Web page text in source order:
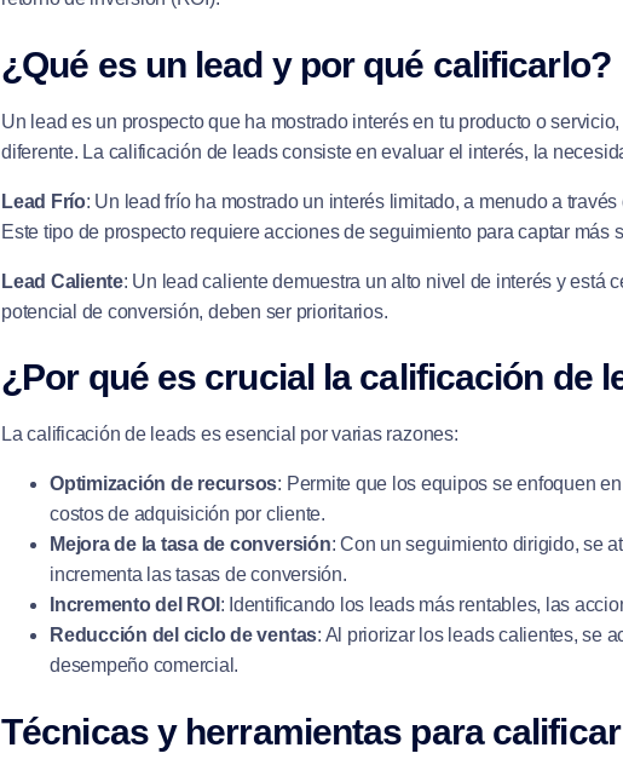
¿Qué es un lead y por qué calificarlo?
Un lead es un prospecto que ha mostrado interés en tu producto o
diferente. La calificación de leads consiste en evaluar el interés, la
Lead Frío: Un lead frío ha mostrado un interés limitado, a menudo a
Este tipo de prospecto requiere acciones de seguimiento para captar más
Lead Caliente: Un lead caliente demuestra un alto nivel de interés y está
potencial de conversión, deben ser prioritarios.
¿Por qué es crucial la calificación de
La calificación de leads es esencial por varias razones:
Optimización de recursos: Permite que los equipos se enfoquen
costos de adquisición por cliente.
Mejora de la tasa de conversión: Con un seguimiento dirigido, se
incrementa las tasas de conversión.
Incremento del ROI : Identificando los leads más rentables, las
Reducción del ciclo de ventas: Al priorizar los leads calientes, se
desempeño comercial.
Técnicas y herramientas para